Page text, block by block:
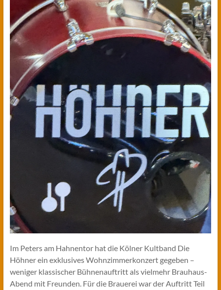
Im Peters am Hahnentor hat die Kölner Kultband Die
Höhner ein exklusives Wohnzimmerkonzert gegeben –
weniger klassischer Bühnenauftritt als vielmehr Brauhaus-
Abend mit Freunden. Für die Brauerei war der Auftritt Teil